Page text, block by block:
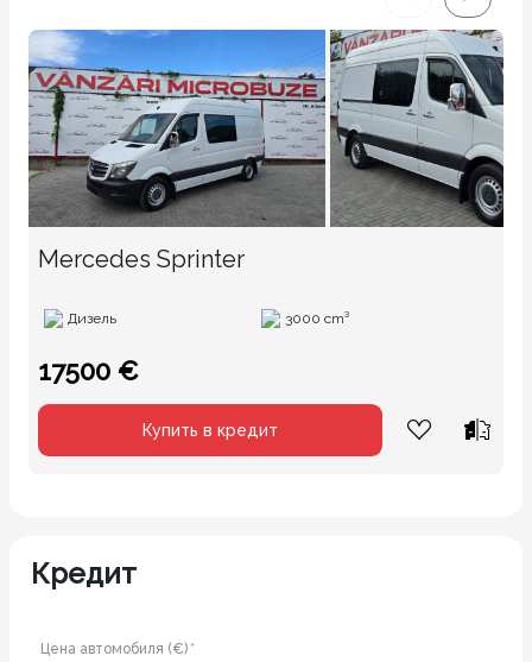
Mercedes Sprinter
Дизель 3000 cm³
17500 €
Купить в кредит
Кредит
Цена автомобиля (€) *